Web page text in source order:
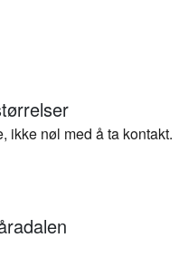
ikke nøl med å ta kontakt.